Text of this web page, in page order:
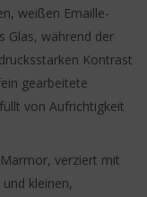
weißen Emaille-
Glas, während der
Kontrast
gearbeitete
von Aufrichtigkeit
verziert mit
kleinen,